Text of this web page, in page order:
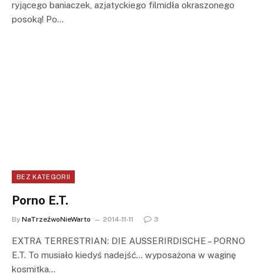
ryjącego baniaczek, azjatyckiego filmidła okraszonego
posoką! Po…
BEZ KATEGORII
Porno E.T.
By NaTrzeźwoNieWarto 2014-11-11 3
EXTRA TERRESTRIAN: DIE AUSSERIRDISCHE – PORNO
E.T. To musiało kiedyś nadejść… wyposażona w waginę
kosmitka…